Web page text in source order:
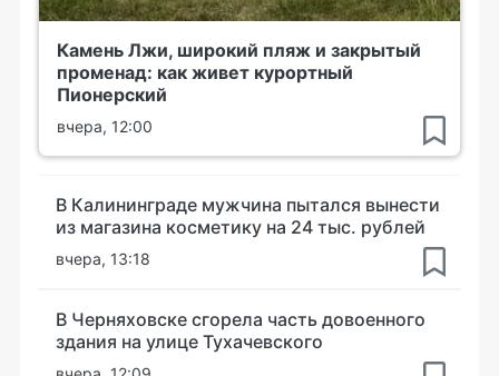
Камень Лжи, широкий пляж и закрытый
променад: как живет курортный
Пионерский
вчера, 12:00
В Калининграде мужчина пытался вынести
из магазина косметику на 24 тыс. рублей
вчера, 13:18
В Черняховске сгорела часть довоенного
здания на улице Тухачевского